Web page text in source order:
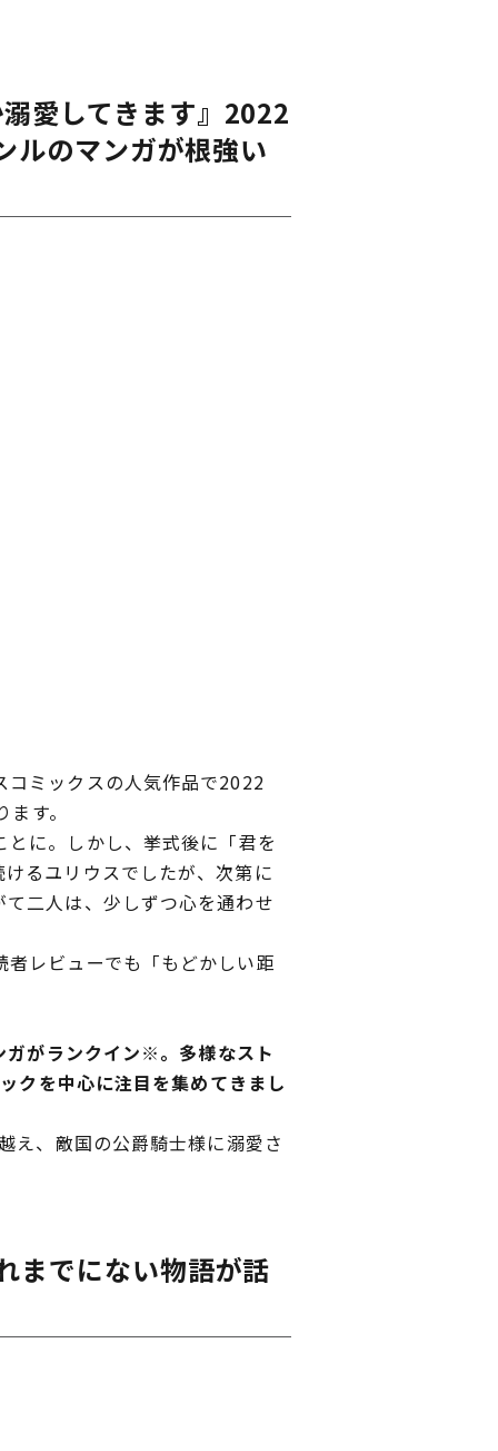
愛してきます』 2022
ルのマンガが根強い
コミックスの人気作品で2022
す。
に。しかし、挙式後に「君を
るユリウスでしたが、次第に
二人は、少しずつ心を通わせ
レビューでも「もどかしい距
がランクイン※。多様なスト
クを中心に注目を集めてきまし
、敵国の公爵騎士様に溺愛さ
までにない物語が話